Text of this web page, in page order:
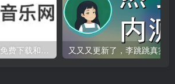
全网MP3付费歌曲免费下载和在线播放-放屁音乐网